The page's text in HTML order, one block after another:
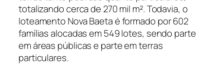
totalizando cerca de 270 mil m². Todavia, o
loteamento Nova Baeta é formado por 602
famílias alocadas em 549 lotes, sendo parte
em áreas públicas e parte em terras
particulares.